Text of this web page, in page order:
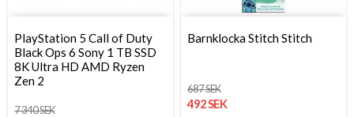
PlayStation 5 Call of Duty
Black Ops 6 Sony 1 TB SSD
8K Ultra HD AMD Ryzen
Zen 2
7 340 SEK
Barnklocka Stitch Stitch
687 SEK
492 SEK